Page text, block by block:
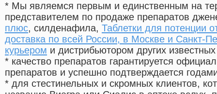
* Мы являемся первым и единственным на
представителем по продаже препаратов
плюс, силденафила, Таблетки для потенции
доставка по всей России, в Москве и Санкт-
курьером и дистрибьютором других
* качество препаратов гарантируется
препаратов и успешно подтверждается
* для стестинельных и скромных клиентов,